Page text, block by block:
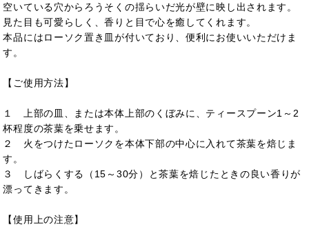
空いている穴からろうそくの揺らいだ光が壁に映し出されます。
見た目も可愛らしく、香りと目で心を癒してくれます。
本品にはローソク置き皿が付いており、便利にお使いいただけま
す。
【ご使用方法】
１ 上部の皿、または本体上部のくぼみに、ティースプーン1～2
杯程度の茶葉を乗せます。
２ 火をつけたローソクを本体下部の中心に入れて茶葉を焙じま
す。
３ しばらくする（15～30分）と茶葉を焙じたときの良い香りが
漂ってきます。
【使用上の注意】